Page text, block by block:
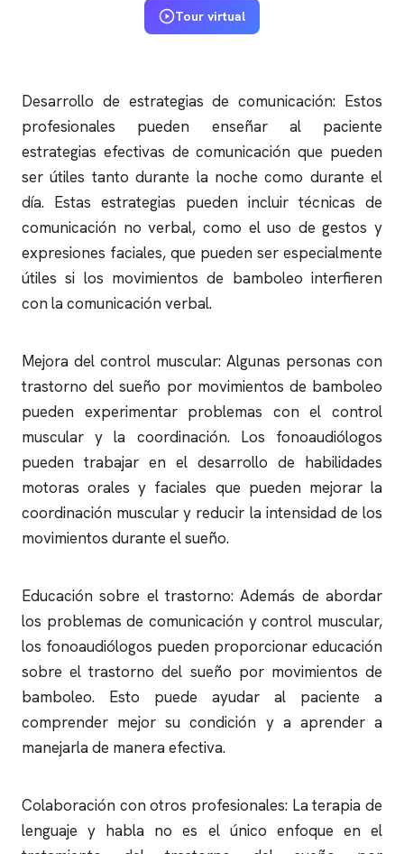
Tour virtual
Desarrollo de estrategias de comunicación: Estos
profesionales pueden enseñar al paciente
estrategias efectivas de comunicación que pueden
ser útiles tanto durante la noche como durante el
día. Estas estrategias pueden incluir técnicas de
comunicación no verbal, como el uso de gestos y
expresiones faciales, que pueden ser especialmente
útiles si los movimientos de bamboleo interfieren
con la comunicación verbal.
Mejora del control muscular: Algunas personas con
trastorno del sueño por movimientos de bamboleo
pueden experimentar problemas con el control
muscular y la coordinación. Los fonoaudiólogos
pueden trabajar en el desarrollo de habilidades
motoras orales y faciales que pueden mejorar la
coordinación muscular y reducir la intensidad de los
movimientos durante el sueño.
Educación sobre el trastorno: Además de abordar
los problemas de comunicación y control muscular,
los fonoaudiólogos pueden proporcionar educación
sobre el trastorno del sueño por movimientos de
bamboleo. Esto puede ayudar al paciente a
comprender mejor su condición y a aprender a
manejarla de manera efectiva.
Colaboración con otros profesionales: La terapia de
lenguaje y habla no es el único enfoque en el